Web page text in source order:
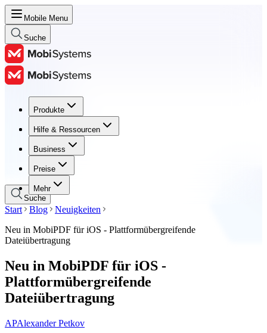
Mobile Menu
Suche
Produkte
Hilfe & Ressourcen
Business
Preise
Mehr
Produkte
Hilfe & Ressourcen
Business
Preise
Suche
Start Blog
Neuigkeiten
Neu in MobiPDF für iOS - Plattformübergreifende
Dateiübertragung
Neu in MobiPDF für iOS -
Plattformübergreifende
Dateiübertragung
APAlexander Petkov